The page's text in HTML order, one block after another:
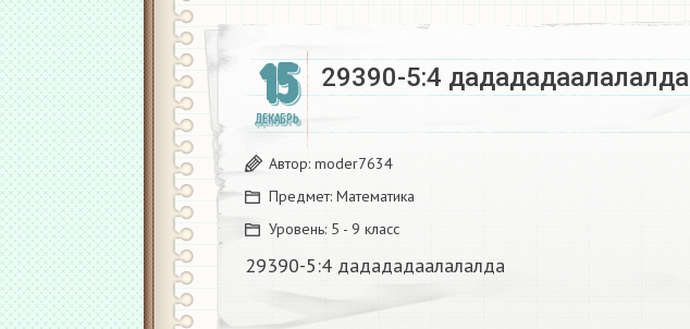
15
ДЕКАБРЬ
29390-5:4 дадададаалалалда​
Автор: moder7634
Предмет: Математика
Уровень: 5 - 9 класс
29390-5:4 дадададаалалалда​